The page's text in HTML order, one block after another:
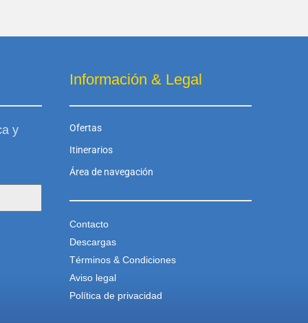
y
Información & Legal
Ofertas
Itinerarios
Área de navegación
Contacto
Descargas
Términos & Condiciones
Aviso legal
Política de privacidad